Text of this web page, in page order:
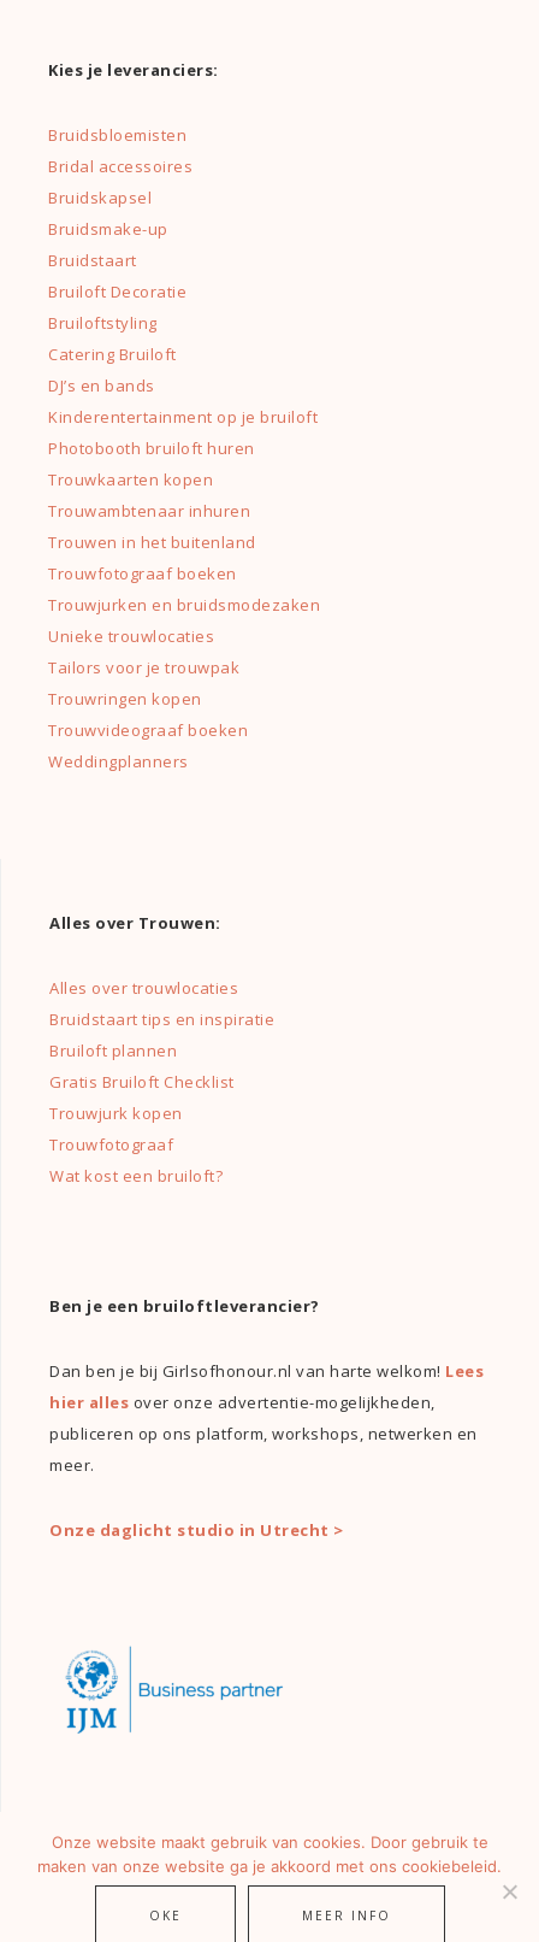
Kies je leveranciers:
Bruidsbloemisten
Bridal accessoires
Bruidskapsel
Bruidsmake-up
Bruidstaart
Bruiloft Decoratie
Bruiloftstyling
Catering Bruiloft
DJ’s en bands
Kinderentertainment op je bruiloft
Photobooth bruiloft huren
Trouwkaarten kopen
Trouwambtenaar inhuren
Trouwen in het buitenland
Trouwfotograaf boeken
Trouwjurken en bruidsmodezaken
Unieke trouwlocaties
Tailors voor je trouwpak
Trouwringen kopen
Trouwvideograaf boeken
Weddingplanners
Alles over Trouwen:
Alles over trouwlocaties
Bruidstaart tips en inspiratie
Bruiloft plannen
Gratis Bruiloft Checklist
Trouwjurk kopen
Trouwfotograaf
Wat kost een bruiloft?
Ben je een bruiloftleverancier?
Dan ben je bij Girlsofhonour.nl van harte welkom! Lees
hier alles over onze advertentie-mogelijkheden,
publiceren op ons platform, workshops, netwerken en
meer.
Onze daglicht studio in Utrecht >
Onze website maakt gebruik van cookies. Door gebruik te
maken van onze website ga je akkoord met ons cookiebeleid.
OKE MEER INFO